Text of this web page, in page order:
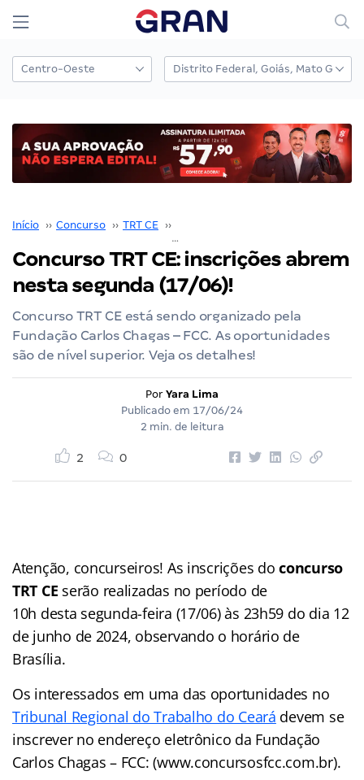
Início ›› Concurso ›› TRT CE ››
Concurso TRT CE: inscrições abrem
nesta segunda (17/06)!
Concurso TRT CE está sendo organizado pela
Fundação Carlos Chagas – FCC. As oportunidades
são de nível superior. Veja os detalhes!
Por Yara Lima
Publicado em 17/06/24
2 min. de leitura
2 0
Atenção, concurseiros! As inscrições do concurso
TRT CE serão realizadas no período de
10h desta segunda-feira (17/06) às 23h59 do dia 12
de junho de 2024, observando o horário de
Brasília.
Os interessados em uma das oportunidades no
Tribunal Regional do Trabalho do Ceará devem se
inscrever no endereço eletrônico da Fundação
Carlos Chagas – FCC: (www.concursosfcc.com.br).